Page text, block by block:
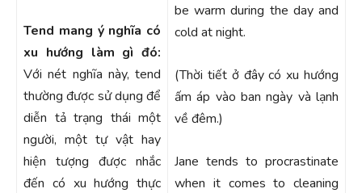
Tend mang ý nghĩa có
xu hướng làm gì đó:
Với nét nghĩa này, tend
thường được sử dụng để
diễn tả trạng thái một
người, một tự vật hay
hiện tượng được nhắc
đến có xu hướng thực
be warm during the day and
cold at night.
(Thời tiết ở đây có xu hướng
ấm áp vào ban ngày và lạnh
về đêm.)
Jane tends to procrastinate
when it comes to cleaning